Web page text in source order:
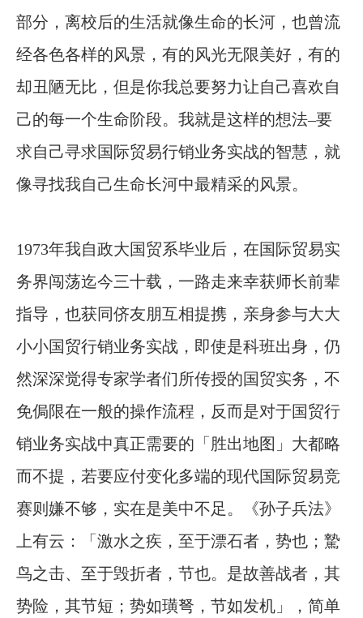
部分，离校后的生活就像生命的长河，也曾流
经各色各样的风景，有的风光无限美好，有的
却丑陋无比，但是你我总要努力让自己喜欢自
己的每一个生命阶段。我就是这样的想法–要
求自己寻求国际贸易行销业务实战的智慧，就
像寻找我自己生命长河中最精采的风景。
1973年我自政大国贸系毕业后，在国际贸易实
务界闯荡迄今三十载，一路走来幸获师长前辈
指导，也获同侪友朋互相提携，亲身参与大大
小小国贸行销业务实战，即使是科班出身，仍
然深深觉得专家学者们所传授的国贸实务，不
免侷限在一般的操作流程，反而是对于国贸行
销业务实战中真正需要的「胜出地图」大都略
而不提，若要应付变化多端的现代国际贸易竞
赛则嫌不够，实在是美中不足。《孙子兵法》
上有云：「激水之疾，至于漂石者，势也；騺
鸟之击、至于毁折者，节也。是故善战者，其
势险，其节短；势如璜弩，节如发机」，简单